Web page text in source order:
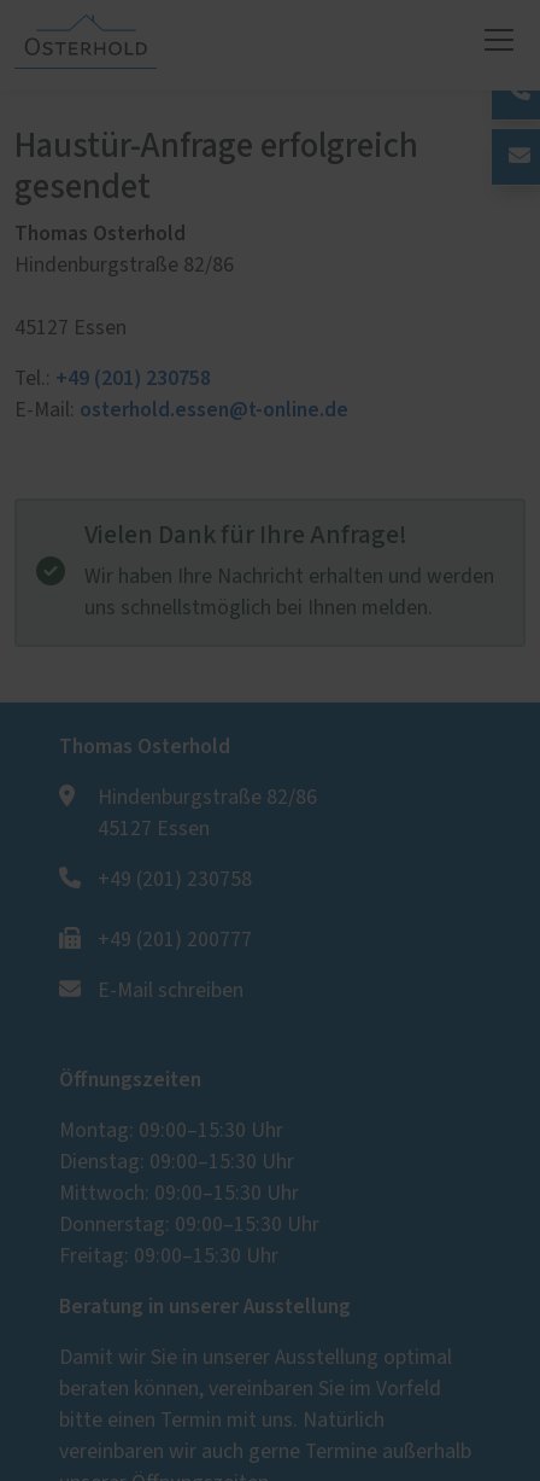
Haustür-Anfrage erfolgreich
gesendet
Thomas Osterhold
Hindenburgstraße 82/86
45127 Essen
Tel.: +49 (201) 230758
E-Mail: osterhold.essen@t-online.de
Vielen Dank für Ihre Anfrage!
Wir haben Ihre Nachricht erhalten und werden
uns schnellstmöglich bei Ihnen melden.
Thomas Osterhold
Hindenburgstraße 82/86
45127 Essen
+49 (201) 230758
+49 (201) 200777
E-Mail schreiben
Öffnungszeiten
Montag: 09:00–15:30 Uhr
Dienstag: 09:00–15:30 Uhr
Mittwoch: 09:00–15:30 Uhr
Donnerstag: 09:00–15:30 Uhr
Freitag: 09:00–15:30 Uhr
Beratung in unserer Ausstellung
Damit wir Sie in unserer Ausstellung optimal
beraten können, vereinbaren Sie im Vorfeld
bitte einen Termin mit uns. Natürlich
vereinbaren wir auch gerne Termine außerhalb